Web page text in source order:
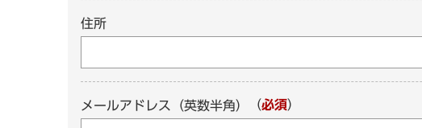
住所
メールアドレス（英数半角） （必須）